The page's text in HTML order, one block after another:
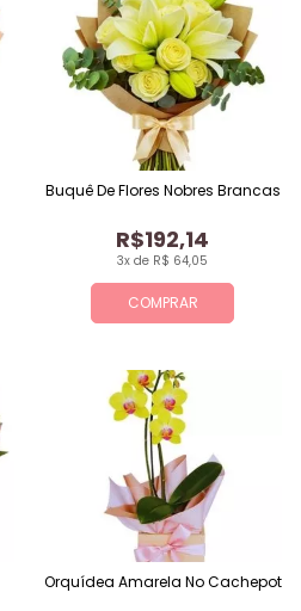
COMPRAR
3x de R$ 64,05
R$192,14
Buquê De Flores Nobres Brancas
Orquídea Amarela No Cachepot